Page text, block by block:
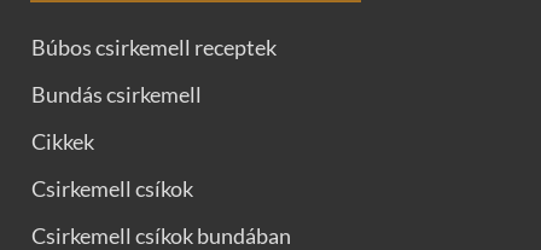
Búbos csirkemell receptek
Bundás csirkemell
Cikkek
Csirkemell csíkok
Csirkemell csíkok bundában